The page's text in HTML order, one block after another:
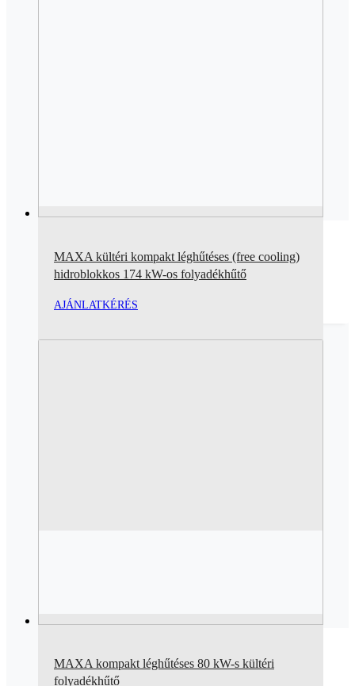
MAXA kültéri kompakt léghűtéses (free cooling)
hidroblokkos 174 kW-os folyadékhűtő
AJÁNLATKÉRÉS
MAXA kompakt léghűtéses 80 kW-s kültéri
folyadékhűtő